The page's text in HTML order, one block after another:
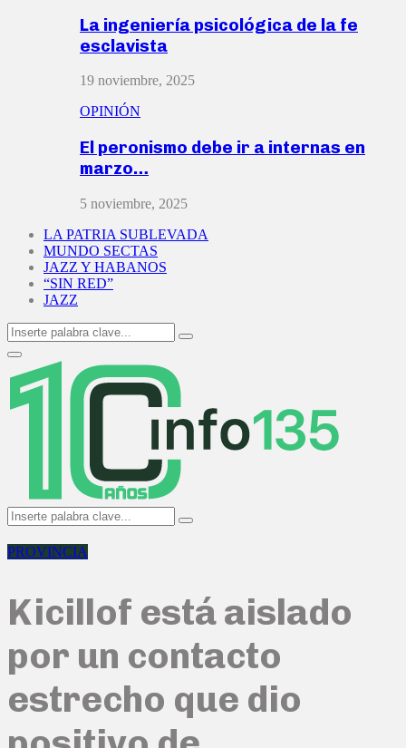
La ingeniería psicológica de la fe
esclavista
19 noviembre, 2025
OPINIÓN
El peronismo debe ir a internas en
marzo…
5 noviembre, 2025
LA PATRIA SUBLEVADA
MUNDO SECTAS
JAZZ Y HABANOS
“SIN RED”
JAZZ
Search
for:
Search
Primary
Menu
Search
for:
Search
PROVINCIA
Kicillof está aislado
por un contacto
estrecho que dio